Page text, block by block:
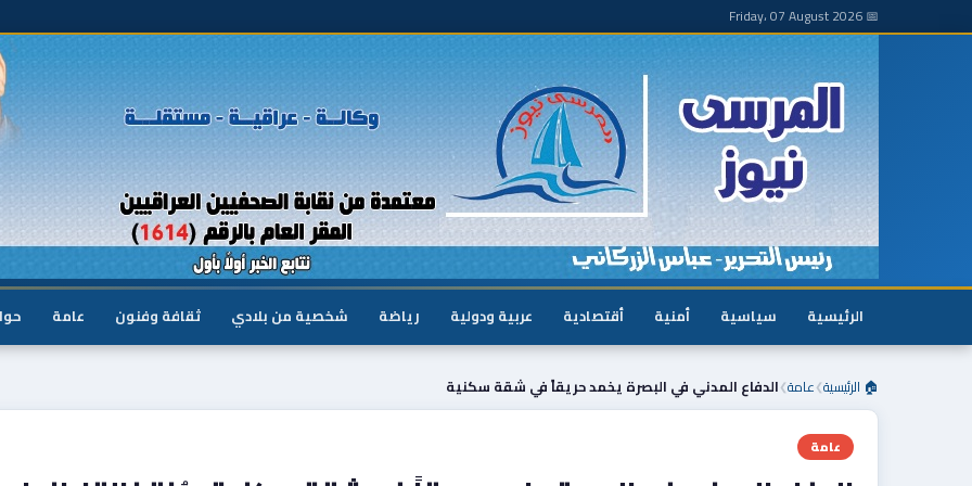
📅 Friday، 07 August 2026
الرئيسية سياسية أمنية أقتصادية عربية ودولية رياضة شخصية من بلادي ثقافة وفنون عامة
🏠 الرئيسية❯عامة❯الدفاع المدني في البصرة يخمد حريقاً في شقة سكنية
عامة